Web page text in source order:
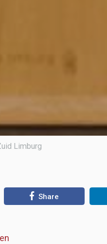
Limburg
Share